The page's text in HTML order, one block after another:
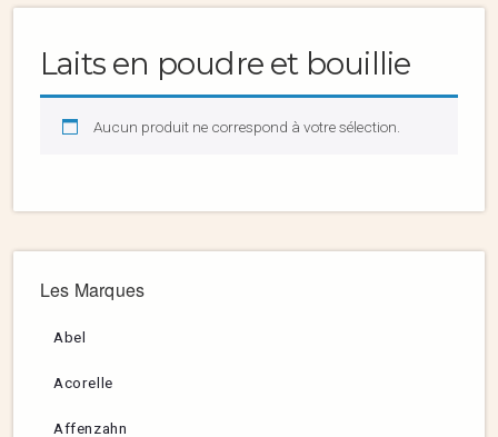
Laits en poudre et bouillie
Aucun produit ne correspond à votre sélection.
Les Marques
Abel
Acorelle
Affenzahn